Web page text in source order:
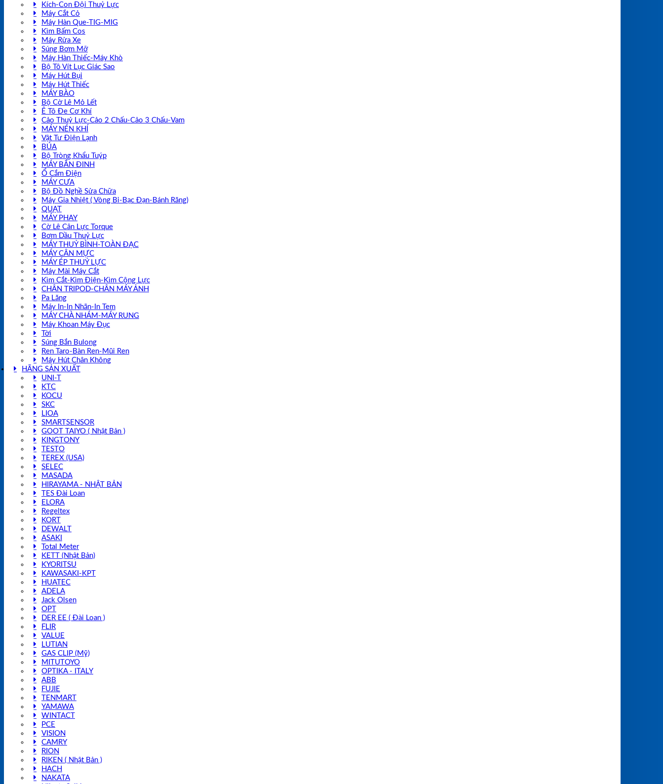
Kích-Con Đội Thuỷ Lực
Máy Cắt Cỏ
Máy Hàn Que-TIG-MIG
Kìm Bấm Cos
Máy Rửa Xe
Súng Bơm Mỡ
Máy Hàn Thiếc-Máy Khò
Bộ Tô Vít Lục Giác Sao
Máy Hút Bụi
Máy Hút Thiếc
MÁY BÀO
Bộ Cờ Lê Mỏ Lết
Ê Tô Đe Cơ Khí
Cảo Thuỷ Lực-Cảo 2 Chấu-Cảo 3 Chấu-Vam
MÁY NÉN KHÍ
Vật Tư Điện Lạnh
BÚA
Bộ Tròng Khẩu Tuýp
MÁY BẮN ĐINH
Ổ Cắm Điện
MÁY CƯA
Bộ Đồ Nghề Sửa Chữa
Máy Gia Nhiệt ( Vòng Bi-Bạc Đạn-Bánh Răng)
QUẠT
MÁY PHAY
Cờ Lê Cân Lực Torque
Bơm Dầu Thuỷ Lực
MÁY THUỶ BÌNH-TOÀN ĐẠC
MÁY CÂN MỰC
MÁY ÉP THUỶ LỰC
Máy Mài Máy Cắt
Kìm Cắt-Kìm Điện-Kìm Cộng Lực
CHÂN TRIPOD-CHÂN MÁY ẢNH
Pa Lăng
Máy In-In Nhãn-In Tem
MÁY CHÀ NHÁM-MÁY RUNG
Máy Khoan Máy Đục
Tời
Súng Bắn Bulong
Ren Taro-Bàn Ren-Mũi Ren
Máy Hút Chân Không
HÃNG SẢN XUẤT
UNI-T
KTC
KOCU
SKC
LIOA
SMARTSENSOR
GOOT TAIYO ( Nhật Bản )
KINGTONY
TESTO
TEREX (USA)
SELEC
MASADA
HIRAYAMA - NHẬT BẢN
TES Đài Loan
ELORA
Regeltex
KORT
DEWALT
ASAKI
Total Meter
KETT (Nhật Bản)
KYORITSU
KAWASAKI-KPT
HUATEC
ADELA
Jack Olsen
OPT
DER EE ( Đài Loan )
FLIR
VALUE
LUTIAN
GAS CLIP (Mỹ)
MITUTOYO
OPTIKA - ITALY
ABB
FUJIE
TENMART
YAMAWA
WINTACT
PCE
VISION
CAMRY
RION
RIKEN ( Nhật Bản )
HACH
NAKATA